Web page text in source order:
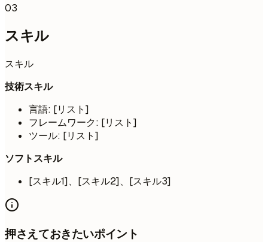
03
スキル
スキル
技術スキル
言語: [リスト]
フレームワーク: [リスト]
ツール: [リスト]
ソフトスキル
[スキル1]、[スキル2]、[スキル3]
押さえておきたいポイント